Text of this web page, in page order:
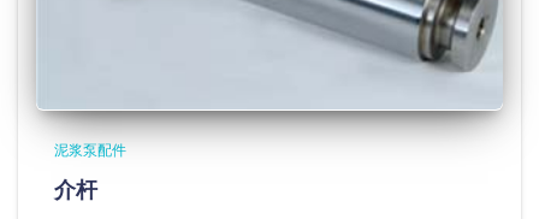
泥浆泵配件
介杆